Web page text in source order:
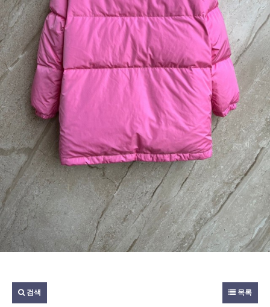
검색 목록